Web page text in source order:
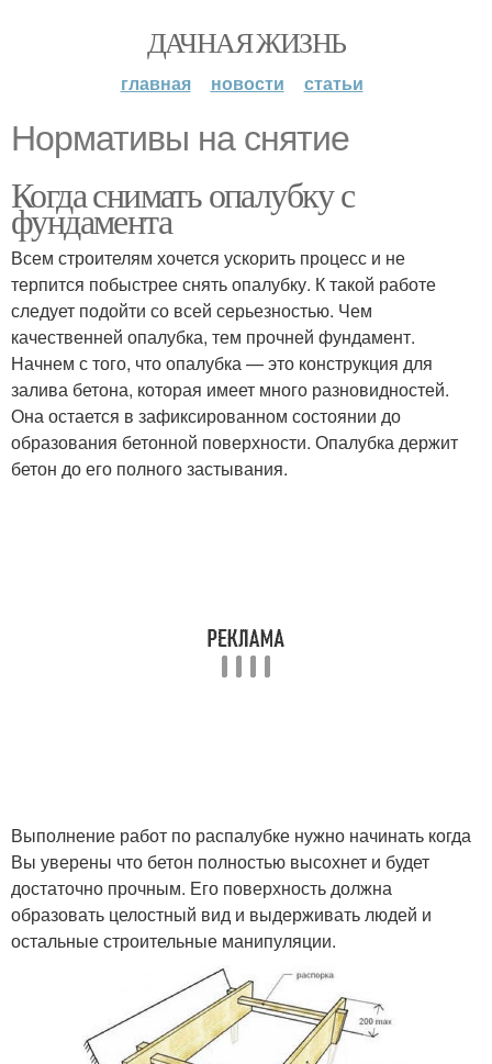
ДАЧНАЯ ЖИЗНЬ
главная новости статьи
Нормативы на снятие
Когда снимать опалубку с
фундамента
Всем строителям хочется ускорить процесс и не
терпится побыстрее снять опалубку. К такой работе
следует подойти со всей серьезностью. Чем
качественней опалубка, тем прочней фундамент.
Начнем с того, что опалубка — это конструкция для
залива бетона, которая имеет много разновидностей.
Она остается в зафиксированном состоянии до
образования бетонной поверхности. Опалубка держит
бетон до его полного застывания.
Выполнение работ по распалубке нужно начинать когда
Вы уверены что бетон полностью высохнет и будет
достаточно прочным. Его поверхность должна
образовать целостный вид и выдерживать людей и
остальные строительные манипуляции.